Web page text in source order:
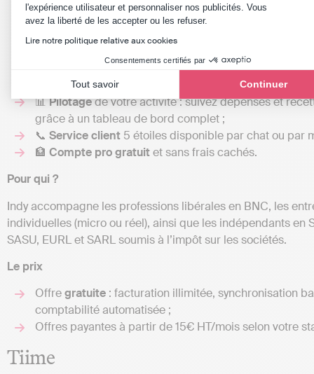
l'expérience utilisateur et personnaliser nos publicités. Vous
avez la liberté de les accepter ou les refuser.
Lire notre politique relative aux cookies
Consentements certifiés par
Tout savoir Continuer
Axeptio consent
🧾 Un modulefacturation100% gratuit : créez et
personnalisez toutes vos factures en quelques clics
👩🏽‍💼 Gestion de toutes vosdéclarations
transmises directement à l’administration fiscale ;
📊Pilotagede votre activité : suivez dépenses et
grâce à un tableau de bord complet ;
📞 Service client 5 étoiles disponible par chat ou par
🏦 Compte pro gratuitet sans frais cachés.
Pour qui ?
Indy accompagne les professions libérales en BNC, les
individuelles (micro ou réel), ainsi que les indépendants en
SASU, EURL et SARL soumis à l’impôt sur les sociétés.
Le prix
Offregratuite : facturation illimitée, synchronisation
comptabilité automatisée ;
Offres payantes à partir de 15€ HT/mois selon votre
Tiime